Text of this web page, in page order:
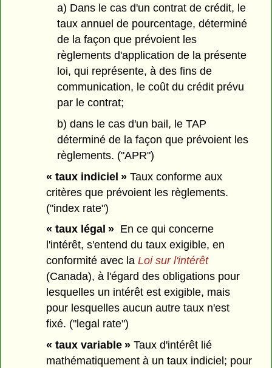
a) Dans le cas d'un contrat de crédit, le
taux annuel de pourcentage, déterminé
de la façon que prévoient les
règlements d'application de la présente
loi, qui représente, à des fins de
communication, le coût du crédit prévu
par le contrat;
b) dans le cas d'un bail, le TAP
déterminé de la façon que prévoient les
règlements. ("APR")
« taux indiciel » Taux conforme aux
critères que prévoient les règlements.
("index rate")
« taux légal » En ce qui concerne
l'intérêt, s'entend du taux exigible, en
conformité avec laLoi sur l'intérêt
(Canada), à l'égard des obligations pour
lesquelles un intérêt est exigible, mais
pour lesquelles aucun autre taux n'est
fixé. ("legal rate")
« taux variable » Taux d'intérêt lié
mathématiquement à un taux indiciel; pour